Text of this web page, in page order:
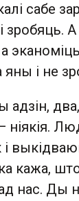
сабе
А
яны і не
ніякія.
і
кажа,
нас. Ды